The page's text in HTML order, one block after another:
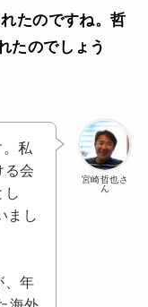
たのですね。哲
たのでしょう
宮崎哲也さ
ん
私
る会
し
まし
、年